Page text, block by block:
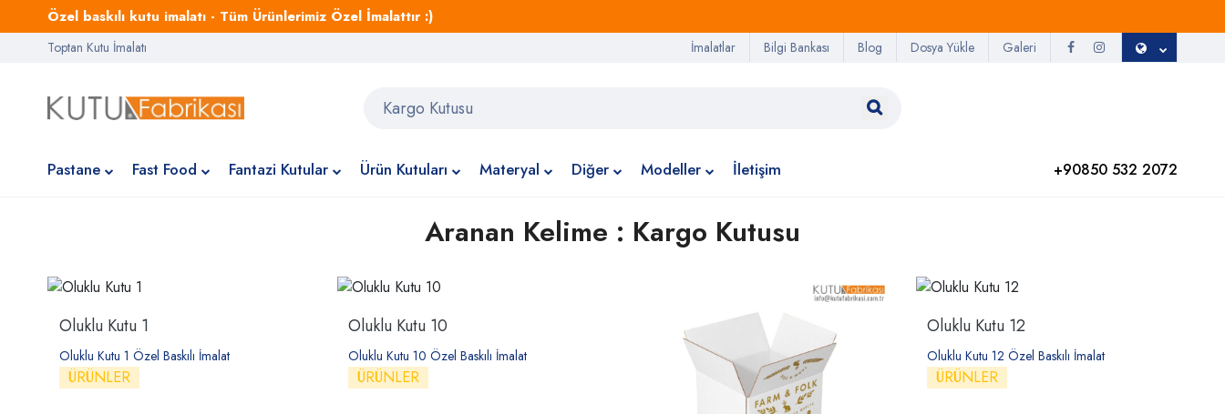
Özel baskılı kutu imalatı - Tüm Ürünlerimiz Özel İmalattır :)
Toptan Kutu İmalatı İmalatlar Bilgi Bankası Blog Dosya Yükle Galeri
Pastane Fast Food Fantazi Kutular Ürün Kutuları Materyal Diğer Modeller İletişim +90850 532 2072
Aranan Kelime : Kargo Kutusu
Oluklu Kutu 1
Oluklu Kutu 1 Özel Baskılı İmalat
ÜRÜNLER
Oluklu Kutu 10
Oluklu Kutu 10 Özel Baskılı İmalat
ÜRÜNLER
Oluklu Kutu 12
Oluklu Kutu 12 Özel Baskılı İmalat
ÜRÜNLER